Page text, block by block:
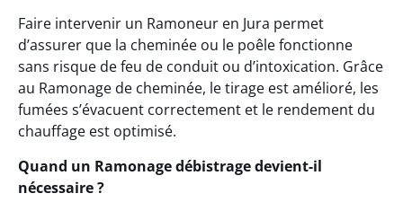
Faire intervenir un Ramoneur en Jura permet
d’assurer que la cheminée ou le poêle fonctionne
sans risque de feu de conduit ou d’intoxication. Grâce
au Ramonage de cheminée, le tirage est amélioré, les
fumées s’évacuent correctement et le rendement du
chauffage est optimisé.
Quand un Ramonage débistrage devient-il
nécessaire ?